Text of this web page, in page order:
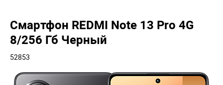
Смартфон REDMI Note 13 Pro 4G
8/256 Гб Черный
52853